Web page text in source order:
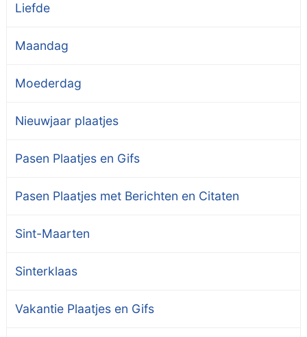
Liefde
Maandag
Moederdag
Nieuwjaar plaatjes
Pasen Plaatjes en Gifs
Pasen Plaatjes met Berichten en Citaten
Sint-Maarten
Sinterklaas
Vakantie Plaatjes en Gifs